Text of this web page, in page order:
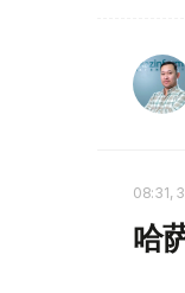
08:31,
哈